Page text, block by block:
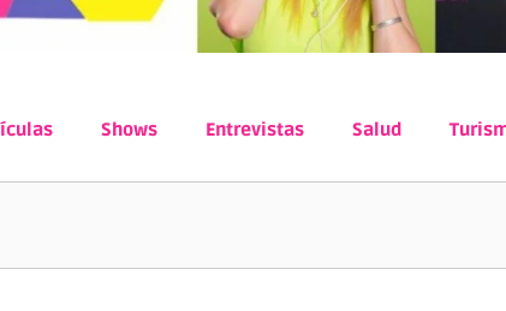
Shows Entrevistas Salud